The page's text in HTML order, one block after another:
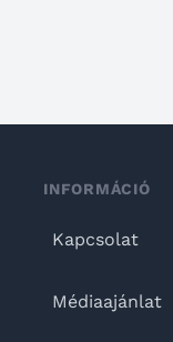
INFORMÁCIÓ
Kapcsolat
Médiaajánlat